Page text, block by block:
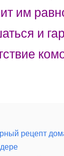
им
и
рецепт